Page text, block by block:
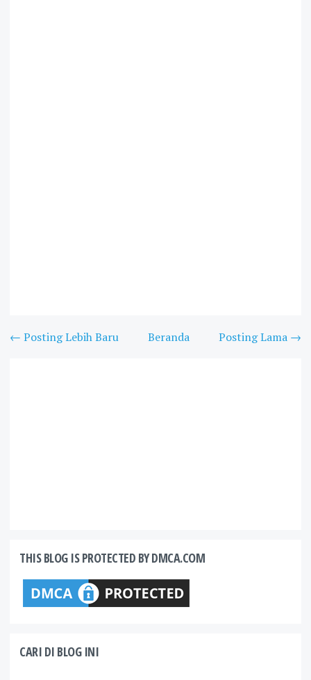
← Posting Lebih Baru Posting Lama →
Beranda
THIS BLOG IS PROTECTED BY DMCA.COM
CARI DI BLOG INI